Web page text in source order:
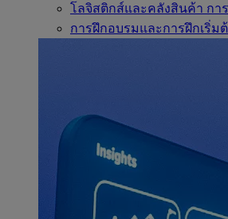
โลจิสติกส์และคลังสินค้า กา
การฝึกอบรมและการฝึกเริ่ม